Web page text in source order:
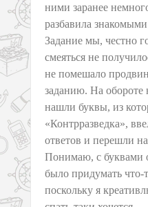
ними заранее
разбавила
Задание мы, честно
смеяться не
не помешало
заданию. На обороте
нашли буквы, из
«Контрразведка»,
ответов и перешли
Понимаю, с буквами
было придумать что-
поскольку я